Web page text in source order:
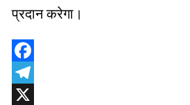
प्रदान करेगा।
Facebook
Telegram